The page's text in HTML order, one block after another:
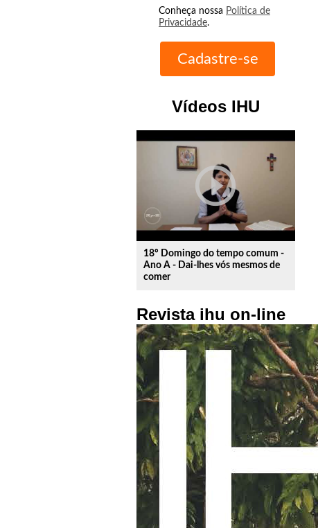
Conheça nossa Política de
Privacidade.
Vídeos IHU
play_circle_outline
18º Domingo do tempo comum -
Ano A - Dai-lhes vós mesmos de
comer
Revista ihu on-line